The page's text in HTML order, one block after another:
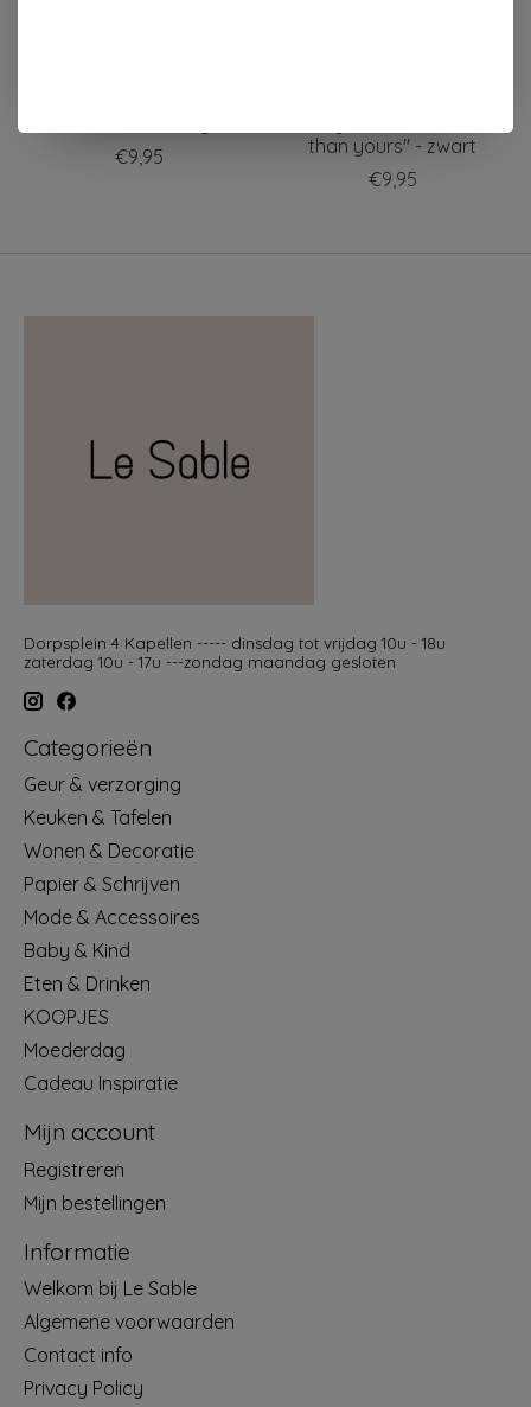
€9,95
than yours" - zwart
€9,95
Dorpsplein 4 Kapellen ----- dinsdag tot vrijdag 10u - 18u
zaterdag 10u - 17u ---zondag maandag gesloten
Categorieën
Geur & verzorging
Keuken & Tafelen
Wonen & Decoratie
Papier & Schrijven
Mode & Accessoires
Baby & Kind
Eten & Drinken
KOOPJES
Moederdag
Cadeau Inspiratie
Mijn account
Registreren
Mijn bestellingen
Informatie
Welkom bij Le Sable
Algemene voorwaarden
Contact info
Privacy Policy